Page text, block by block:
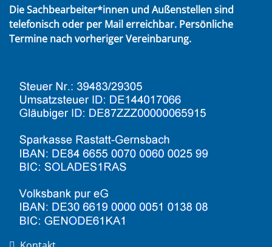
Die Sachbearbeiter*innen und Außenstellen sind
telefonisch oder per Mail erreichbar. Persönliche
Termine nach vorheriger Vereinbarung.